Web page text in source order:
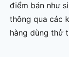
điểm bán như
thông qua các
hàng dùng thử